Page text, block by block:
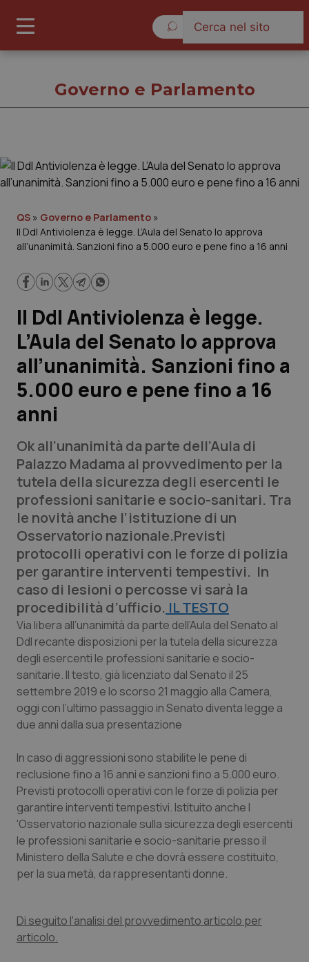
Governo e Parlamento
Regioni e Asl
Lavoro e Professioni
Scienza e Farmaci
Studi e Analisi
Lettere al direttore
Edizioni Regionali
QS Pro
Professionisti Sanitari.AI
Abruzzo
Basilicata
Calabria
Campania
Emilia-Romagna
Friuli Venezia Giulia
Lazio
Liguria
Lombardia
Marche
Molise
QS Pro Gold
Artrite & artrosi
Asma & BPCO
Car-T
Colesterolo & coronaropatie
Dermatite Atopica
Diabete & glucometri
Disturbi dell’umore
Dolore
Donna & Salute
Epatiti
QS Club Newsletter
Governo e Parlamento
QS » Governo e Parlamento »
Il Ddl Antiviolenza è legge. L’Aula del Senato lo approva
all’unanimità. Sanzioni fino a 5.000 euro e pene fino a 16 anni
Il Ddl Antiviolenza è legge.
L’Aula del Senato lo approva
all’unanimità. Sanzioni fino a
5.000 euro e pene fino a 16
anni
Ok all’unanimità da parte dell’Aula di
Palazzo Madama al provvedimento per la
tutela della sicurezza degli esercenti le
professioni sanitarie e socio-sanitari. Tra
le novità anche l’istituzione di un
Osservatorio nazionale.Previsti
protocolli operativi con le forze di polizia
per garantire interventi tempestivi. In
caso di lesioni o percosse vi sarà la
procedibilità d’ufficio. IL TESTO
Via libera all’unanimità da parte dell’Aula del Senato al
Ddl recante disposizioni per la tutela della sicurezza
degli esercenti le professioni sanitarie e socio-
sanitarie. Il testo, già licenziato dal Senato il 25
settembre 2019 e lo scorso 21 maggio alla Camera,
oggi con l’ultimo passaggio in Senato diventa legge a
due anni dalla sua presentazione
In caso di aggressioni sono stabilite le pene di
reclusione fino a 16 anni e sanzioni fino a 5.000 euro.
Previsti protocolli operativi con le forze di polizia per
garantire interventi tempestivi. Istituito anche l
'Osservatorio nazionale sulla sicurezza degli esercenti
le professioni sanitarie e socio-sanitarie presso il
Ministero della Salute e che dovrà essere costituito,
per la sua metà, da rappresentanti donne.
Di seguito l'analisi del provvedimento articolo per
articolo.